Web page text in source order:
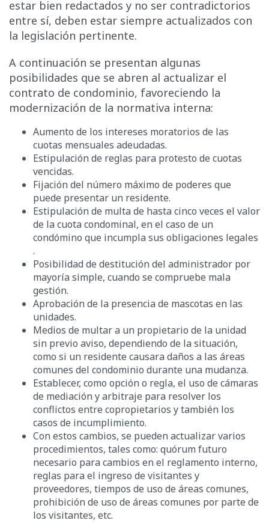
estar bien redactados y no ser contradictorios
entre sí, deben estar siempre actualizados con
la legislación pertinente.
A continuación se presentan algunas
posibilidades que se abren al actualizar el
contrato de condominio, favoreciendo la
modernización de la normativa interna:
Aumento de los intereses moratorios de las
cuotas mensuales adeudadas.
Estipulación de reglas para protesto de cuotas
vencidas.
Fijación del número máximo de poderes que
puede presentar un residente.
Estipulación de multa de hasta cinco veces el valor
de la cuota condominal, en el caso de un
condómino que incumpla sus obligaciones legales
.
Posibilidad de destitución del administrador por
mayoría simple, cuando se compruebe mala
gestión.
Aprobación de la presencia de mascotas en las
unidades.
Medios de multar a un propietario de la unidad
sin previo aviso, dependiendo de la situación,
como si un residente causara daños a las áreas
comunes del condominio durante una mudanza.
Establecer, como opción o regla, el uso de cámaras
de mediación y arbitraje para resolver los
conflictos entre copropietarios y también los
casos de incumplimiento.
Con estos cambios, se pueden actualizar varios
procedimientos, tales como: quórum futuro
necesario para cambios en el reglamento interno,
reglas para el ingreso de visitantes y
proveedores, tiempos de uso de áreas comunes,
prohibición de uso de áreas comunes por parte de
los visitantes, etc.